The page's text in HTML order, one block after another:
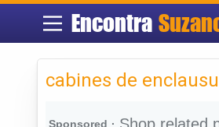
Encontra
cabines de